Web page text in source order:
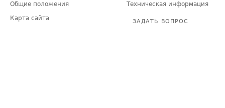
Общие положения
Карта сайта
Техническая информация
ЗАДАТЬ ВОПРОС